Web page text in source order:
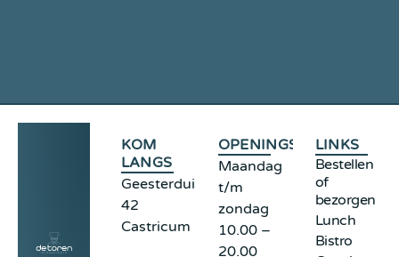
KOM
LANGS
Geesterduinweg
42
Castricum
OPENINGSTIJDEN
Maandag
t/m
zondag
10.00 –
20.00
LINKS
Bestellen
of
bezorgen
Lunch
Bistro